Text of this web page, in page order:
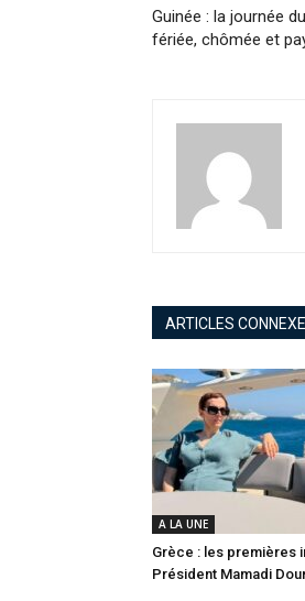
Guinée : la journée
fériée, chômée et
ARTICLES
A LA UNE
Grèce : les premières
Président Mamadi